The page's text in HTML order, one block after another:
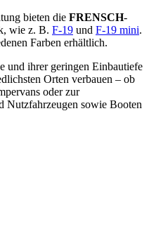
bieten die FRENSCH-
wie z. B. F-19 und F-19 mini.
Farben erhältlich.
und ihrer geringen Einbautiefe
Orten verbauen – ob
oder zur
Nutzfahrzeugen sowie Booten